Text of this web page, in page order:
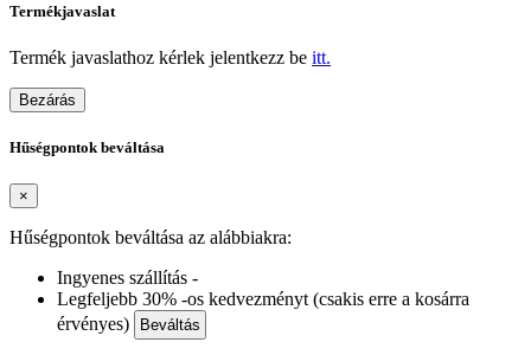
Termékjavaslat
Termék javaslathoz kérlek jelentkezz be itt.
Bezárás
Hűségpontok beváltása
×
Hűségpontok beváltása az alábbiakra:
Ingyenes szállítás -
Legfeljebb 30% -os kedvezményt (csakis erre a kosárra
érvényes)
Beváltás